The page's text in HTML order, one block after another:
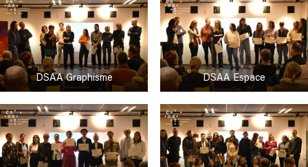
DSAA Graphisme DSAA Espace